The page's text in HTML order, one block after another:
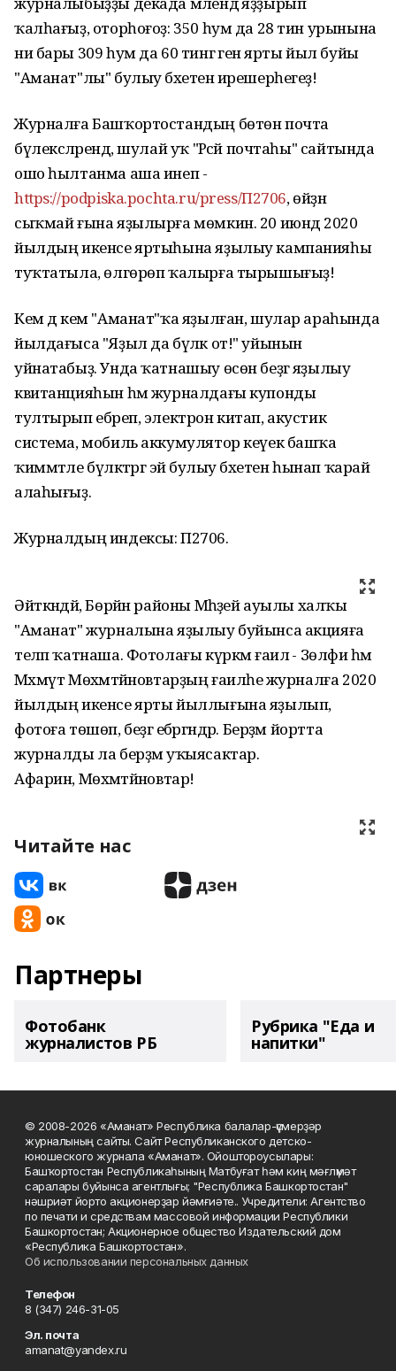
ҡалһағыҙ, оторһоғоҙ: 350 һум да 28 тин урынына
ни бары 309 һум да 60 тингә генә ярты йыл буйы
"Аманат"лы" булыу бәхетенә ирешерһегеҙ!
Журналға Башҡортостандың бөтөн почта
бүлексәләрендә, шулай уҡ "Рәсәй почтаһы" сайтында
ошо һылтанма аша инеп -
https://podpiska.pochta.ru/press/П2706, өйҙән
сыҡмай ғына яҙылырға мөмкин. 20 июндә 2020
йылдың икенсе яртыһына яҙылыу кампанияһы
туҡтатыла, өлгөрөп ҡалырға тырышығыҙ!
Кем дә кем "Аманат"ҡа яҙылған, шулар араһында
йылдағыса "Яҙыл да бүләк от!" уйынын
уйнатабыҙ. Унда ҡатнашыу өсөн беҙгә яҙылыу
квитанцияһын һәм журналдағы купонды
тултырып ебәреп, электрон китап, акустик
система, мобиль аккумулятор кеүек башҡа
ҡиммәтле бүләктәргә эйә булыу бәхетен һынап ҡарай
алаһығыҙ.
Журналдың индексы: П2706.
Әйткәндәй, Бөрйән районы Мәһәҙей ауылы халҡы
"Аманат" журналына яҙылыу буйынса акцияға
теләп ҡатнаша. Фотолағы күркәм ғаилә - Зөлфиә һәм
Мәхмүт Мөхәмәтйәновтарҙың ғаиләһе журналға 2020
йылдың икенсе ярты йыллығына яҙылып,
фотоға төшөп, беҙгә ебәргәндәр. Берҙәм йортта
журналды ла берҙәм уҡыясактар.
Афарин, Мөхәмәтйәновтар!
Читайте нас
Партнеры
Фотобанк
журналистов РБ
Рубрика "Еда и
напитки"
© 2008-2026 «Аманат» Республика балалар-үҫмерҙәр
журналының сайты. Сайт Республиканского детско-
юношеского журнала «Аманат». Ойоштороусылары:
Башҡортостан Республикаһының Матбуғат һәм киң мәғлүмәт
саралары буйынса агентлығы; "Республика Башкортостан"
нәшриәт йорто акционерҙар йәмғиәте.. Учредители: Агентство
по печати и средствам массовой информации Республики
Башкортостан; Акционерное общество Издательский дом
«Республика Башкортостан».
Об использовании персональных данных
Телефон
8 (347) 246-31-05
Эл. почта
amanat@yandex.ru